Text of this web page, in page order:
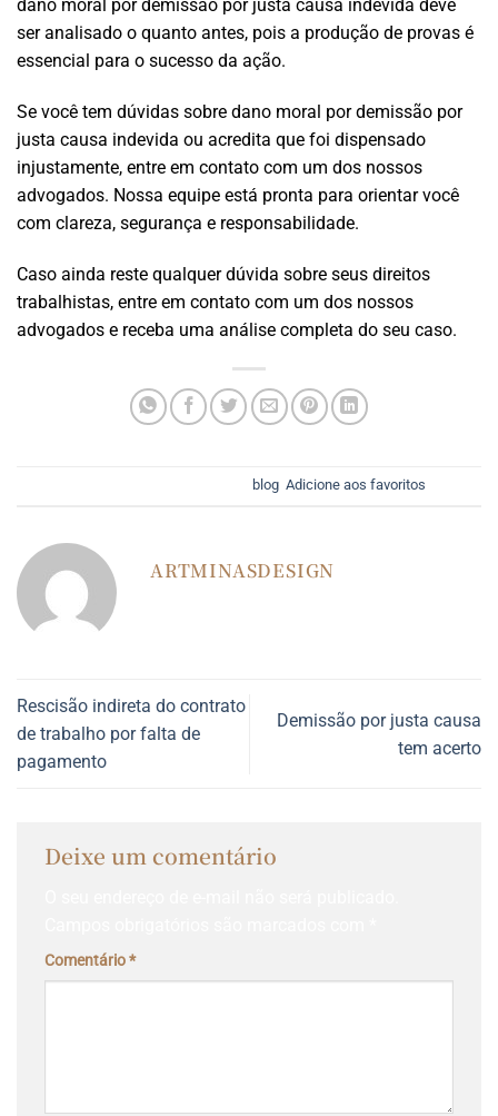
dano moral por demissão por justa causa indevida deve
ser analisado o quanto antes, pois a produção de provas é
essencial para o sucesso da ação.
Se você tem dúvidas sobre dano moral por demissão por
justa causa indevida ou acredita que foi dispensado
injustamente, entre em contato com um dos nossos
advogados. Nossa equipe está pronta para orientar você
com clareza, segurança e responsabilidade.
Caso ainda reste qualquer dúvida sobre seus direitos
trabalhistas, entre em contato com um dos nossos
advogados e receba uma análise completa do seu caso.
blog Adicione aos favoritos
ARTMINASDESIGN
Rescisão indireta do contrato
de trabalho por falta de
pagamento
Demissão por justa causa
tem acerto
Deixe um comentário
Comentário*